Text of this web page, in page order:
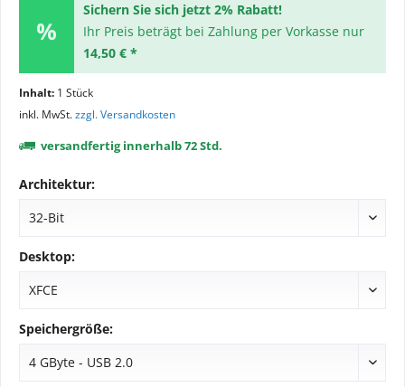
Sichern Sie sich jetzt 2% Rabatt!
Ihr Preis beträgt bei Zahlung per Vorkasse nur
14,50 € *
Inhalt: 1 Stück
inkl. MwSt.zzgl. Versandkosten
versandfertig innerhalb 72 Std.
Architektur:
Desktop:
Speichergröße: